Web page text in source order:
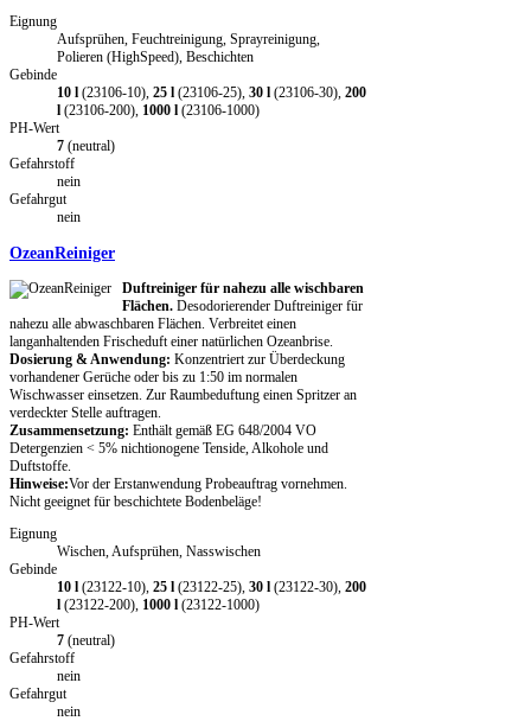
Eignung
Aufsprühen, Feuchtreinigung, Sprayreinigung,
Polieren (HighSpeed), Beschichten
Gebinde
10 l (23106-10), 25 l (23106-25), 30 l (23106-30), 200
l (23106-200), 1000 l (23106-1000)
PH-Wert
7 (neutral)
Gefahrstoff
nein
Gefahrgut
nein
OzeanReiniger
Duftreiniger für nahezu alle wischbaren
Flächen. Desodorierender Duftreiniger für
nahezu alle abwaschbaren Flächen. Verbreitet einen
langanhaltenden Frischeduft einer natürlichen Ozeanbrise.
Dosierung & Anwendung: Konzentriert zur Überdeckung
vorhandener Gerüche oder bis zu 1:50 im normalen
Wischwasser einsetzen. Zur Raumbeduftung einen Spritzer an
verdeckter Stelle auftragen.
Zusammensetzung: Enthält gemäß EG 648/2004 VO
Detergenzien < 5% nichtionogene Tenside, Alkohole und
Duftstoffe.
Hinweise:Vor der Erstanwendung Probeauftrag vornehmen.
Nicht geeignet für beschichtete Bodenbeläge!
Eignung
Wischen, Aufsprühen, Nasswischen
Gebinde
10 l (23122-10), 25 l (23122-25), 30 l (23122-30), 200
l (23122-200), 1000 l (23122-1000)
PH-Wert
7 (neutral)
Gefahrstoff
nein
Gefahrgut
nein